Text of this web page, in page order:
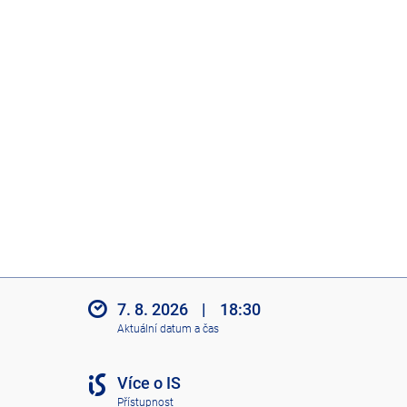
7. 8. 2026 | 18:30
Aktuální datum a čas
Více o IS
Přístupnost